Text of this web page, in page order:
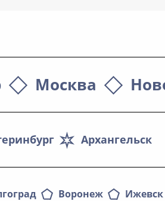
Москва
Архангельск
Воронеж Ижевск